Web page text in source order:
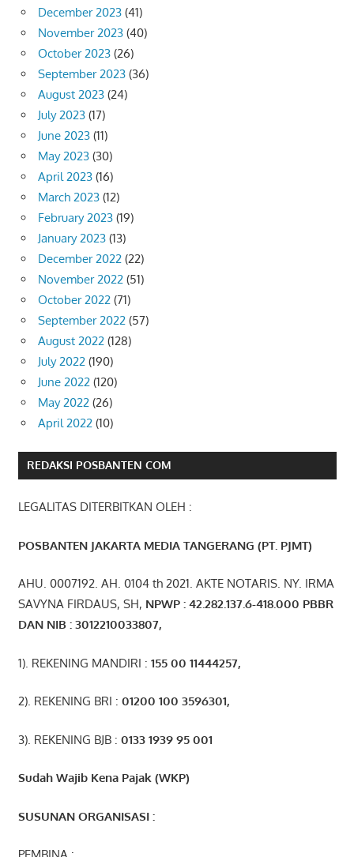
December 2023 (41)
November 2023 (40)
October 2023 (26)
September 2023 (36)
August 2023 (24)
July 2023 (17)
June 2023 (11)
May 2023 (30)
April 2023 (16)
March 2023 (12)
February 2023 (19)
January 2023 (13)
December 2022 (22)
November 2022 (51)
October 2022 (71)
September 2022 (57)
August 2022 (128)
July 2022 (190)
June 2022 (120)
May 2022 (26)
April 2022 (10)
REDAKSI POSBANTEN COM
LEGALITAS DITERBITKAN OLEH :
POSBANTEN JAKARTA MEDIA TANGERANG (PT. PJMT)
AHU. 0007192. AH. 0104 th 2021. AKTE NOTARIS. NY. IRMA
SAVYNA FIRDAUS, SH, NPWP : 42.282.137.6-418.000 PBBR
DAN NIB :3012210033807,
1). REKENING MANDIRI : 155 00 11444257,
2). REKENING BRI : 01200 100 3596301,
3). REKENING BJB : 0133 1939 95 001
Sudah Wajib Kena Pajak (WKP)
SUSUNAN ORGANISASI :